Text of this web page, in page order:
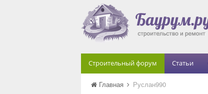
Строительный форум Статьи
Главная Руслан990